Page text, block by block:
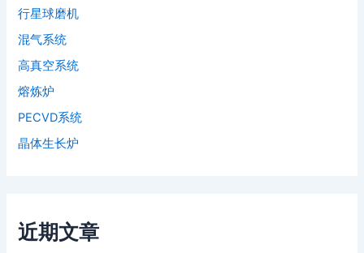
行星球磨机
混气系统
高真空系统
熔炼炉
PECVD系统
晶体生长炉
近期文章